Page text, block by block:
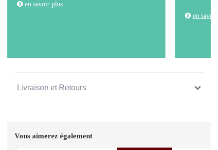
en savoir plus
en
Livraison et Retours
Vous aimerez également